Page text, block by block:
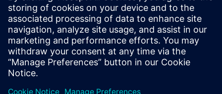
AIRIA é um software de inteligência espacial para
universidades, que fornece informações de ocupação em
tempo real e análises em todo o campus. Revela espaços
subutilizados/sobrecarregados, permitindo que instalações
e equipas de ...
Saiba mais